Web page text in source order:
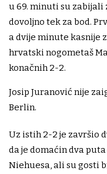
u 69. minuti su zabijali
dovoljno tek za bod.
a dvije minute kasnije
hrvatski nogometaš
konačnih 2-2.
Josip Juranović nije
Berlin.
Uz istih 2-2 je završio
da je domaćin dva
Niehuesa, ali su gosti